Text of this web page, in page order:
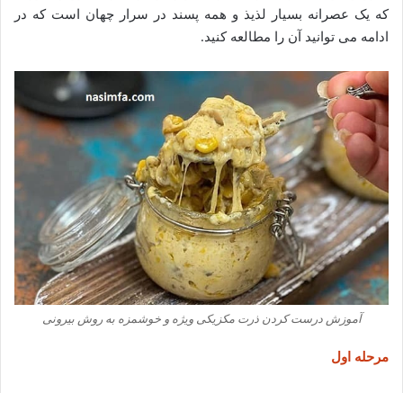
که یک عصرانه بسیار لذیذ و همه پسند در سرار چهان است که در
ادامه می توانید آن را مطالعه کنید.
آموزش درست کردن ذرت مکزیکی ویژه و خوشمزه به روش بیرونی
مرحله اول